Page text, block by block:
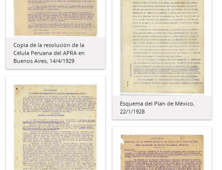
Copia de la resolución de la
Célula Peruana del APRA en
Buenos Aires, 14/4/1929
Esquema del Plan de México,
22/1/1928